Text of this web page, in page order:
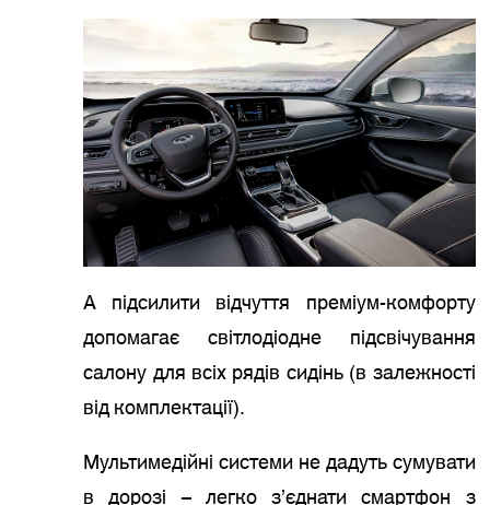
А підсилити відчуття преміум-комфорту
допомагає світлодіодне підсвічування
салону для всіх рядів сидінь (в залежності
від комплектації).
Мультимедійні системи не дадуть сумувати